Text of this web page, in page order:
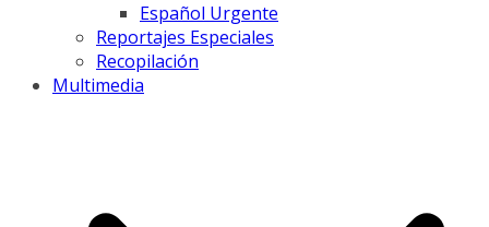
Español Urgente
Reportajes Especiales
Recopilación
Multimedia